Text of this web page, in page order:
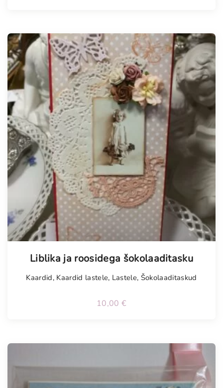
Liblika ja roosidega šokolaaditasku
Kaardid, Kaardid lastele, Lastele, Šokolaaditaskud
10,00 €